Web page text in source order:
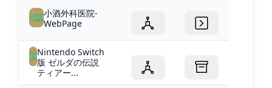
小酒外科医院-
WebPage
Nintendo Switch
版 ゼルダの伝説
ティアー...